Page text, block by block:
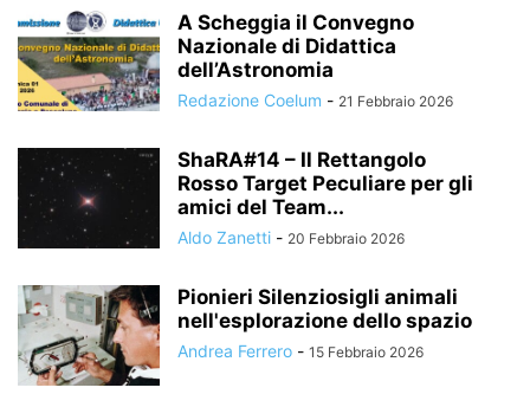
A Scheggia il Convegno
Nazionale di Didattica
dell’Astronomia
Redazione Coelum - 21 Febbraio 2026
ShaRA#14 – Il Rettangolo
Rosso Target Peculiare per gli
amici del Team...
Aldo Zanetti - 20 Febbraio 2026
Pionieri Silenziosigli animali
nell'esplorazione dello spazio
Andrea Ferrero - 15 Febbraio 2026